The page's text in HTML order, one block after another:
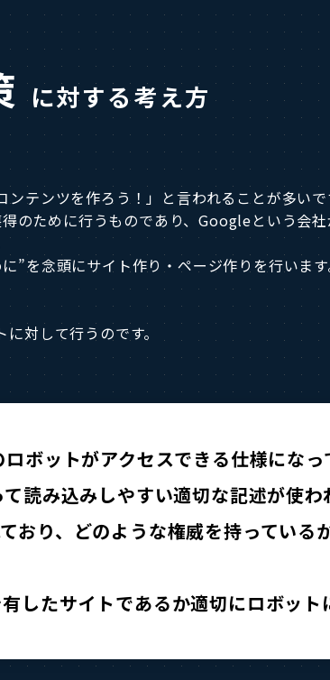
に対する考え方
テンツを作ろう！」と言われることが多いで
のために行うものであり、Googleという会
”を念頭にサイト作り・ページ作りを行いま
対して行うのです。
ボットがアクセスできる仕様にな
読み込みしやすい適切な記述が使わ
おり、どのような権威を持っている
したサイトであるか適切にロボット